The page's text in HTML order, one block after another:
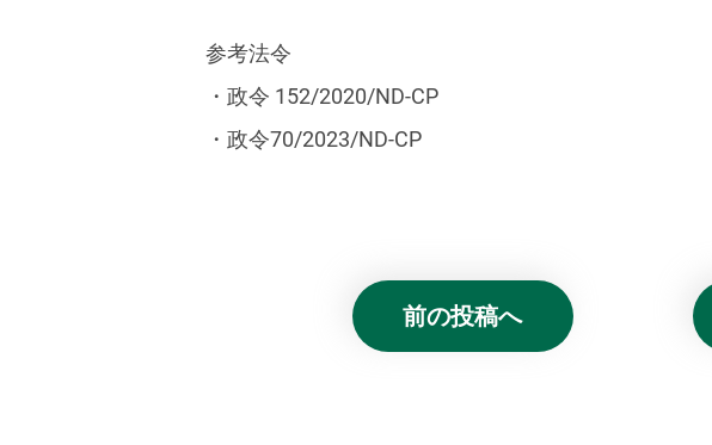
参考法令
・政令 152/2020/ND-CP
・政令70/2023/ND-CP
前の投稿へ